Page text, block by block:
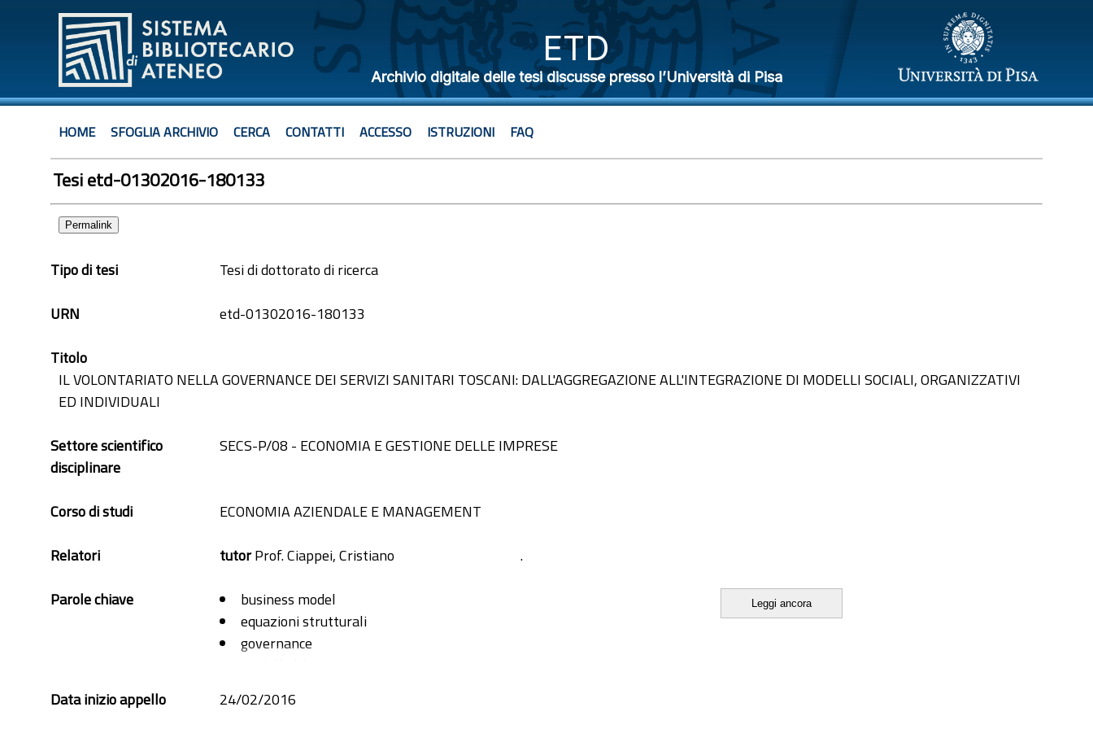
ETD
Archivio digitale delle tesi discusse presso l’Università di Pisa
HOME SFOGLIA ARCHIVIO CERCA CONTATTI ACCESSO ISTRUZIONI FAQ
Tesi etd-01302016-180133
Permalink
Tipo di tesi
Tesi di dottorato di ricerca
URN
etd-01302016-180133
Titolo
IL VOLONTARIATO NELLA GOVERNANCE DEI SERVIZI SANITARI TOSCANI: DALL'AGGREGAZIONE ALL'INTEGRAZIONE DI MODELLI SOCIALI, ORGANIZZATIVI
ED INDIVIDUALI
Settore scientifico
disciplinare
SECS-P/08 - ECONOMIA E GESTIONE DELLE IMPRESE
Corso di studi
ECONOMIA AZIENDALE E MANAGEMENT
Relatori
.
tutorProf. Ciappei, Cristiano
Parole chiave
business model
equazioni strutturali
governance
nonprofit
Leggi ancora
Data inizio appello
24/02/2016